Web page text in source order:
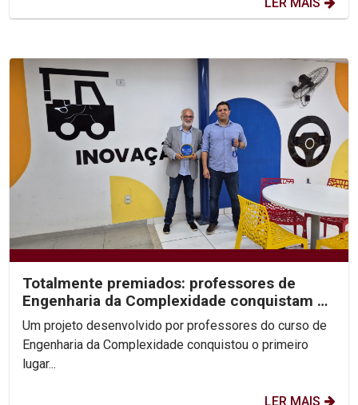
Totalmente premiados: professores de
Engenharia da Complexidade conquistam 1º
lugar no Prêmio...
Um projeto desenvolvido por professores do curso de
Engenharia da Complexidade conquistou o primeiro
lugar...
LER MAIS